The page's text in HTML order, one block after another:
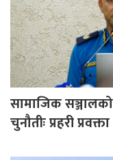
सामाजिक
चुनौतीः प्रहरी प्रवक्ता